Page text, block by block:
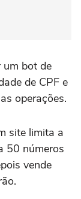
um bot de
de CPF e
operações.
site limita a
50 números
vende